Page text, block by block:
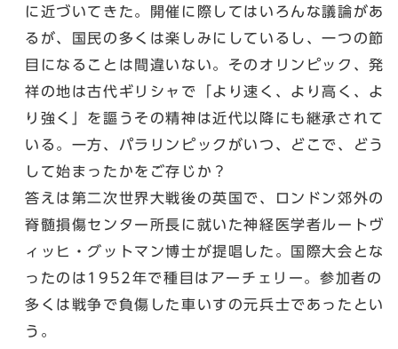
に近づいてきた。開催に際してはいろんな議論があ
るが、国民の多くは楽しみにしているし、一つの節
目になることは間違いない。そのオリンピック、発
祥の地は古代ギリシャで「より速く、より高く、よ
り強く」を謳うその精神は近代以降にも継承されて
いる。一方、パラリンピックがいつ、どこで、どう
して始まったかをご存じか？
答えは第二次世界大戦後の英国で、ロンドン郊外の
脊髄損傷センター所長に就いた神経医学者ルートヴ
ィッヒ・グットマン博士が提唱した。国際大会とな
ったのは1952年で種目はアーチェリー。参加者の
多くは戦争で負傷した車いすの元兵士であったとい
う。